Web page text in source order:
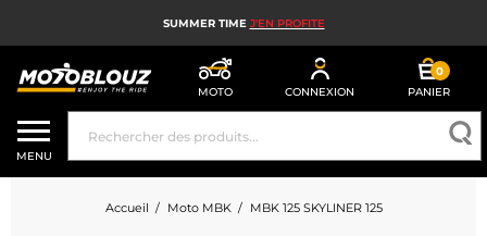
SUMMER TIME J'EN PROFITE
MOTO CONNEXION
0
PANIER
CASQUE MOTO
ÉQUIPEMENT MOTO HOMME
ÉQUIPEMENT MOTO FEMME
MENU
Accueil Moto MBK MBK 125 SKYLINER 125